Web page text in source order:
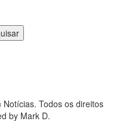
Todos os direitos
by Mark D.